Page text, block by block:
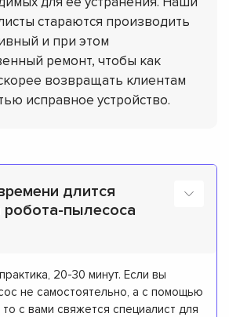
стараются производить
и при этом
ремонт, чтобы как
возвращать клиентам
исправное устройство.
длится
робота-пылесоса
20-30 минут. Если вы
не самостоятельно, а с помощью
с вами свяжется специалист для